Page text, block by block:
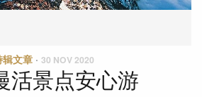
辑文章· 30 NOV 2020
活景点安心游